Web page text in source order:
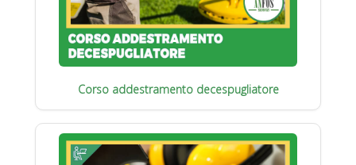
Corso addestramento decespugliatore